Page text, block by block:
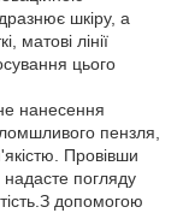
шкіру, а
матові лінії
цього
нанесення
пензля,
Провівши
надасте погляду
допомогою